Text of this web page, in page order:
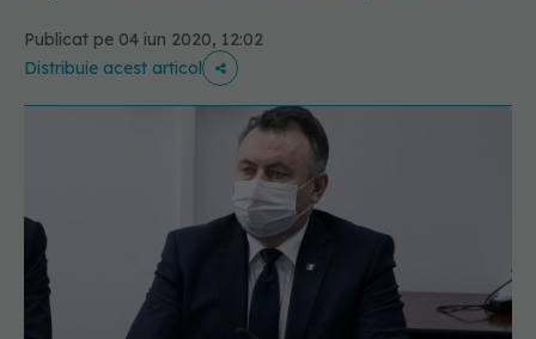
Publicat pe 04 iun 2020, 12:02
Distribuie acest articol